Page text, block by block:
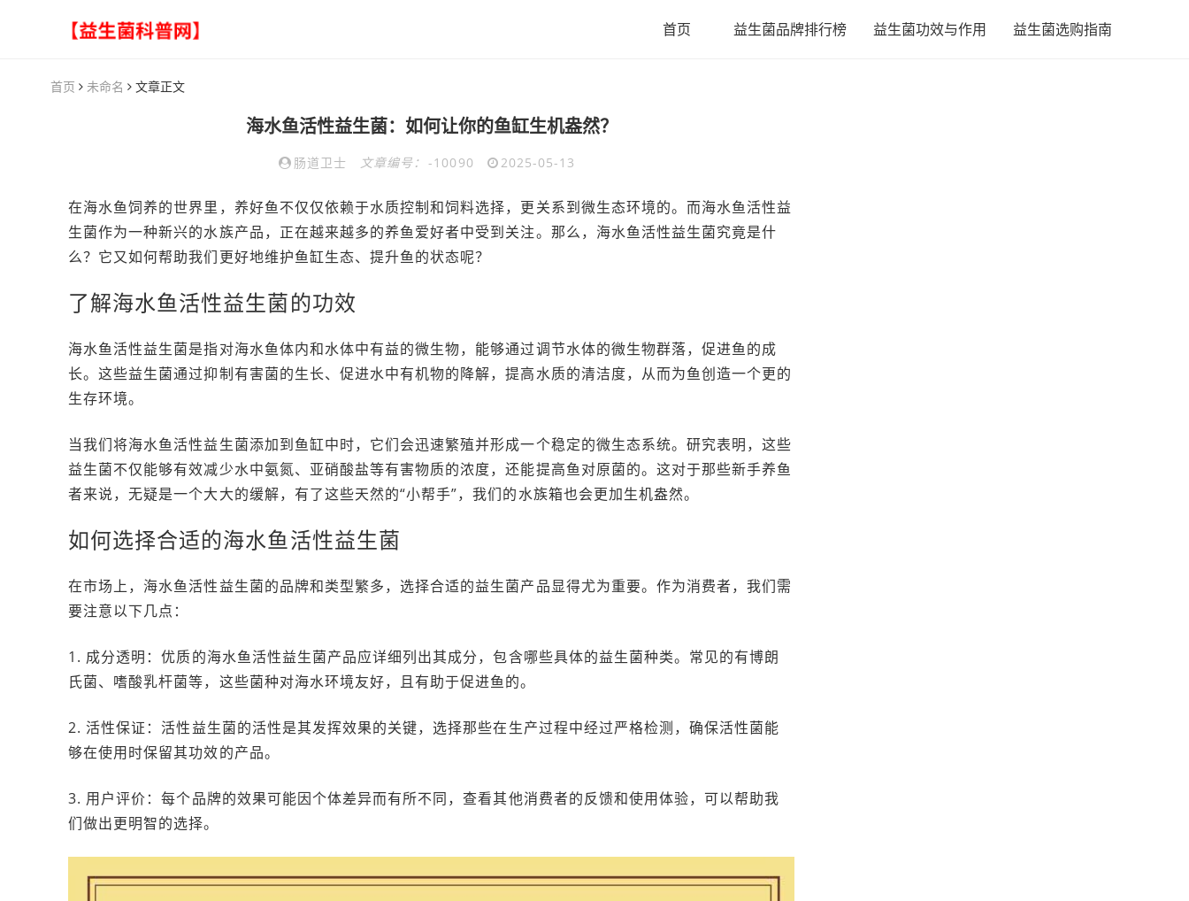
首页 益生菌品牌排行榜 益生菌功效与作用 益生菌选购指南
首页 未命名 文章正文
海水鱼活性益生菌：如何让你的鱼缸生机盎然？
肠道卫士 文章编号： -10090 2025-05-13
在海水鱼饲养的世界里，养好鱼不仅仅依赖于水质控制和饲料选择，更关系到微生态环境的。而海水鱼活性益
生菌作为一种新兴的水族产品，正在越来越多的养鱼爱好者中受到关注。那么，海水鱼活性益生菌究竟是什
么？它又如何帮助我们更好地维护鱼缸生态、提升鱼的状态呢？
了解海水鱼活性益生菌的功效
海水鱼活性益生菌是指对海水鱼体内和水体中有益的微生物，能够通过调节水体的微生物群落，促进鱼的成
长。这些益生菌通过抑制有害菌的生长、促进水中有机物的降解，提高水质的清洁度，从而为鱼创造一个更的
生存环境。
当我们将海水鱼活性益生菌添加到鱼缸中时，它们会迅速繁殖并形成一个稳定的微生态系统。研究表明，这些
益生菌不仅能够有效减少水中氨氮、亚硝酸盐等有害物质的浓度，还能提高鱼对原菌的。这对于那些新手养鱼
者来说，无疑是一个大大的缓解，有了这些天然的“小帮手”，我们的水族箱也会更加生机盎然。
如何选择合适的海水鱼活性益生菌
在市场上，海水鱼活性益生菌的品牌和类型繁多，选择合适的益生菌产品显得尤为重要。作为消费者，我们需
要注意以下几点：
1. 成分透明：优质的海水鱼活性益生菌产品应详细列出其成分，包含哪些具体的益生菌种类。常见的有博朗
氏菌、嗜酸乳杆菌等，这些菌种对海水环境友好，且有助于促进鱼的。
2. 活性保证：活性益生菌的活性是其发挥效果的关键，选择那些在生产过程中经过严格检测，确保活性菌能
够在使用时保留其功效的产品。
3. 用户评价：每个品牌的效果可能因个体差异而有所不同，查看其他消费者的反馈和使用体验，可以帮助我
们做出更明智的选择。